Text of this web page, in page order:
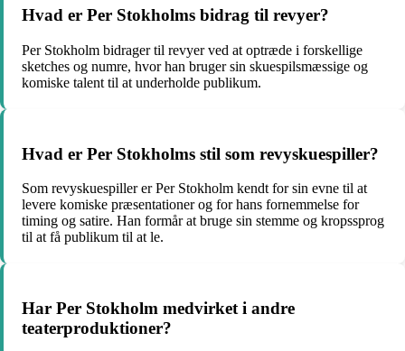
Hvad er Per Stokholms bidrag til revyer?
Per Stokholm bidrager til revyer ved at optræde i forskellige
sketches og numre, hvor han bruger sin skuespilsmæssige og
komiske talent til at underholde publikum.
Hvad er Per Stokholms stil som revyskuespiller?
Som revyskuespiller er Per Stokholm kendt for sin evne til at
levere komiske præsentationer og for hans fornemmelse for
timing og satire. Han formår at bruge sin stemme og kropssprog
til at få publikum til at le.
Har Per Stokholm medvirket i andre
teaterproduktioner?